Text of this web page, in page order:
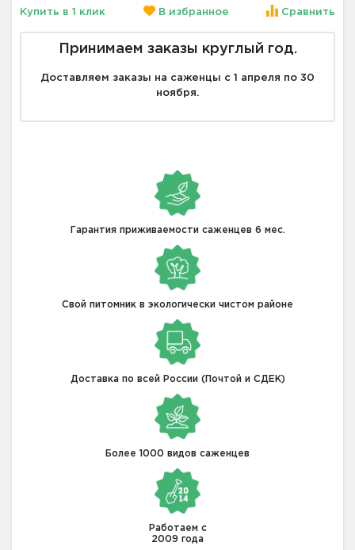
Купить в 1 клик В избранное Сравнить
Принимаем заказы круглый год.
Доставляем заказы на саженцы с 1 апреля по 30
ноября.
Гарантия приживаемости саженцев 6 мес.
Свой питомник в экологически чистом районе
Доставка по всей России (Почтой и СДЕК)
Более 1000 видов саженцев
Работаем с
2009 года